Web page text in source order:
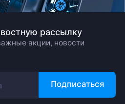
рассылку
акции, новости
Подписаться